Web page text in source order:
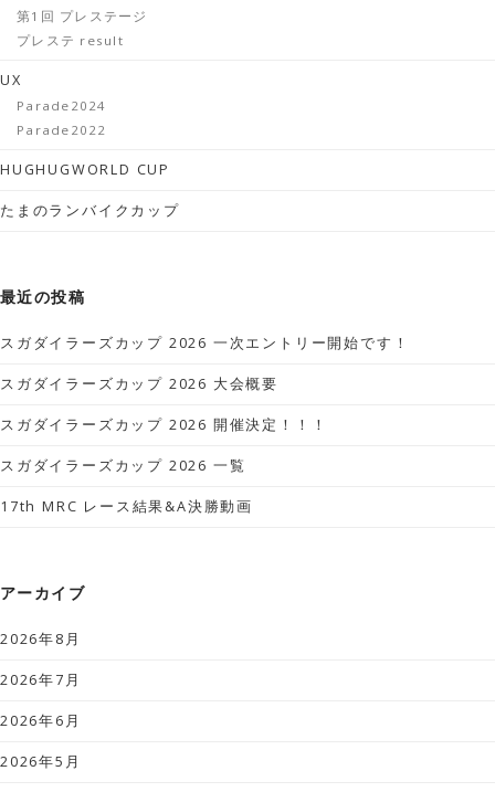
第1回 プレステージ
プレステ result
UX
Parade2024
Parade2022
HUGHUGWORLD CUP
たまのランバイクカップ
最近の投稿
スガダイラーズカップ 2026 一次エントリー開始です！
スガダイラーズカップ 2026 大会概要
スガダイラーズカップ 2026 開催決定！！！
スガダイラーズカップ 2026 一覧
17th MRC レース結果&A決勝動画
アーカイブ
2026年8月
2026年7月
2026年6月
2026年5月